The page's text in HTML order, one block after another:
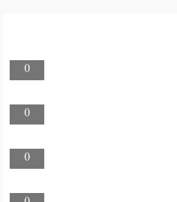
0
0
0